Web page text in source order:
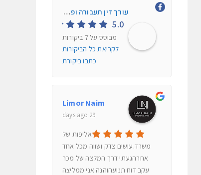
עורך דין תעבורה ופלילי חיים אליה
5.0
מבוסס על 7 ביקורות
לקריאת כל הביקורות
כתבו ביקורת
Limor Naim
29 days ago
אליפות של
משרד.עושים צדק ושווה מכל אחד
אחרהגעתי דרך המלצה של מכר
עקב דוח תנועהוהנה אני ממליצה